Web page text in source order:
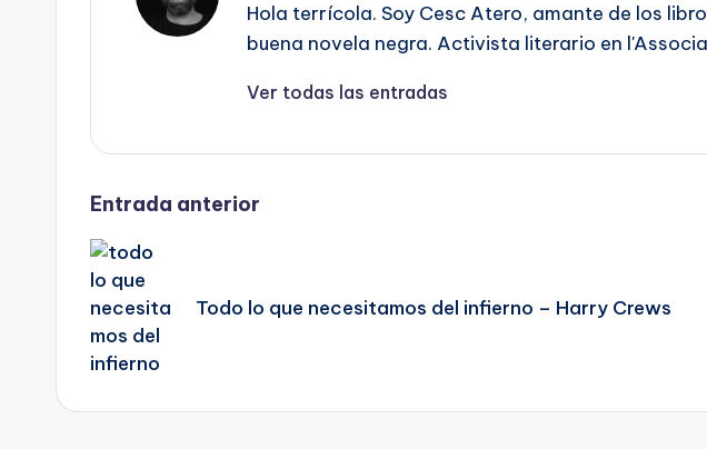
Hola terrícola. Soy Cesc Atero, amante de los
buena novela negra. Activista literario en
Ver todas las entradas
Navegación
de
entradas
Entrada anterior
Todo lo que necesitamos del infierno – Harry Crews